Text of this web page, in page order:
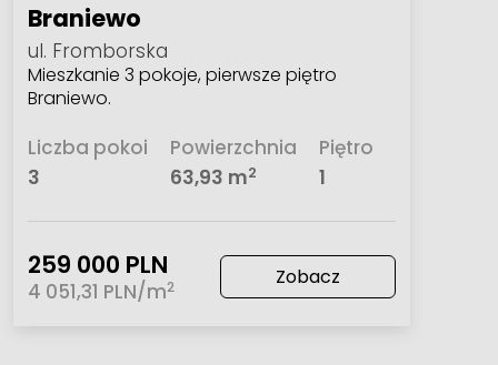
Braniewo
ul. Fromborska
Mieszkanie 3 pokoje, pierwsze piętro
Braniewo.
Liczba pokoi
3
Powierzchnia
63,93 m2
Piętro
1
259 000 PLN
4 051,31 PLN/m2 Zobacz